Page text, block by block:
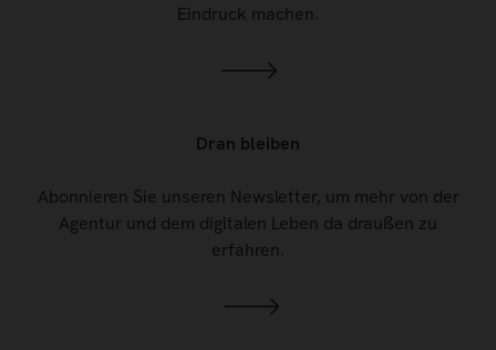
Eindruck machen.
Dran bleiben
Abonnieren Sie unseren Newsletter, um mehr von der
Agentur und dem digitalen Leben da draußen zu
erfahren.